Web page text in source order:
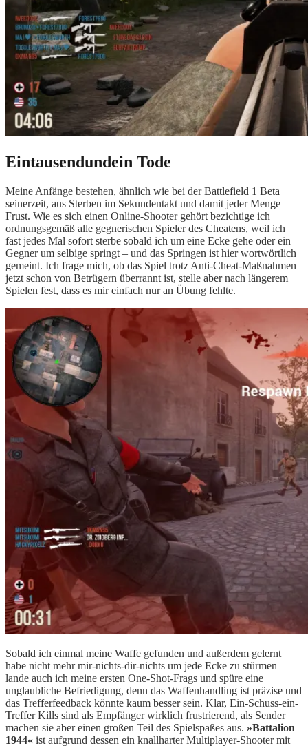
Eintausendundein Tode
Meine Anfänge bestehen, ähnlich wie bei derBattlefield 1 Beta
seinerzeit, aus Sterben im Sekundentakt und damit jeder Menge
Frust. Wie es sich einen Online-Shooter gehört bezichtige ich
ordnungsgemäß alle gegnerischen Spieler des Cheatens, weil ich
fast jedes Mal sofort sterbe sobald ich um eine Ecke gehe oder ein
Gegner um selbige springt – und das Springen ist hier wortwörtlich
gemeint. Ich frage mich, ob das Spiel trotz Anti-Cheat-Maßnahmen
jetzt schon von Betrügern überrannt ist, stelle aber nach längerem
Spielen fest, dass es mir einfach nur an Übung fehlte.
Sobald ich einmal meine Waffe gefunden und außerdem gelernt
habe nicht mehr mir-nichts-dir-nichts um jede Ecke zu stürmen
lande auch ich meine ersten One-Shot-Frags und spüre eine
unglaubliche Befriedigung, denn das Waffenhandling ist präzise und
das Trefferfeedback könnte kaum besser sein. Klar, Ein-Schuss-ein-
Treffer Kills sind als Empfänger wirklich frustrierend, als Sender
machen sie aber einen großen Teil des Spielspaßes aus. »Battalion
1944« ist aufgrund dessen ein knallharter Multiplayer-Shooter mit